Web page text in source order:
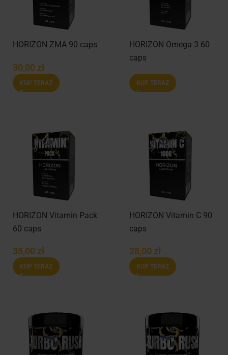
HORIZON ZMA 90 caps
30,00 zł
KUP TERAZ
HORIZON Omega 3 60
caps
KUP TERAZ
HORIZON Vitamin Pack
60 caps
35,00 zł
KUP TERAZ
HORIZON Vitamin C 90
caps
28,00 zł
KUP TERAZ